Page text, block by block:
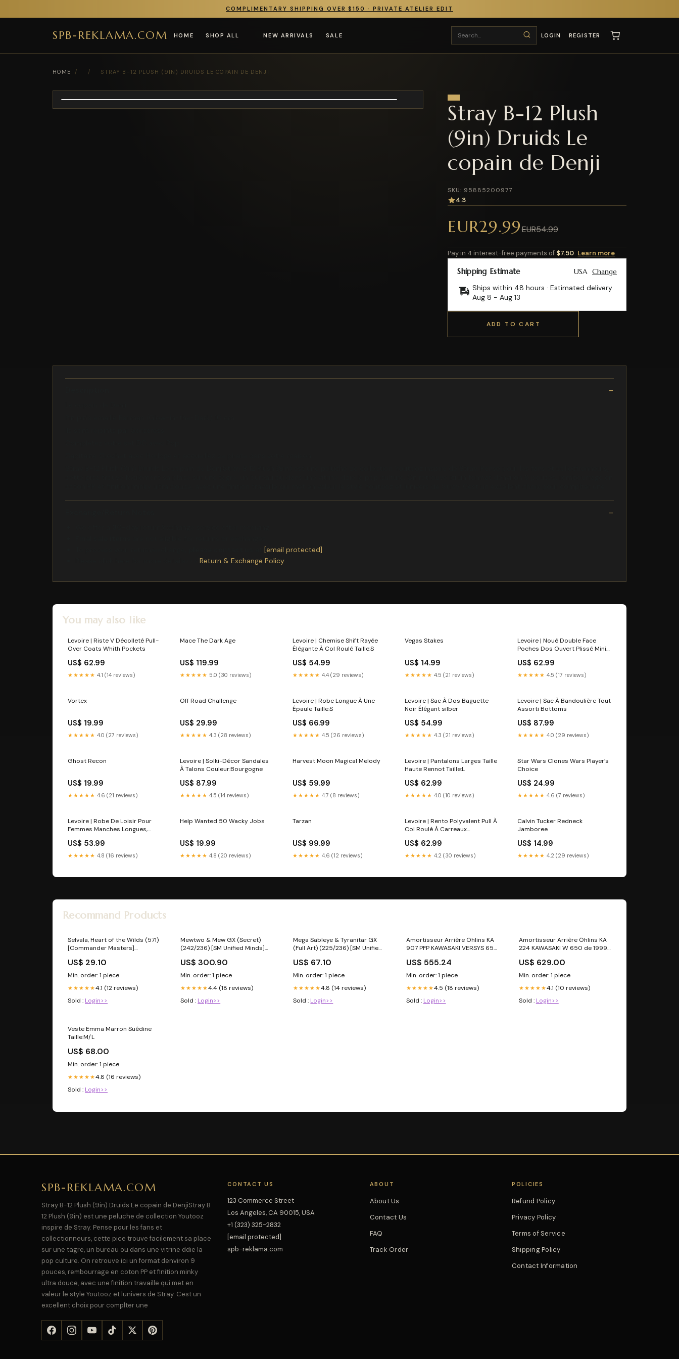
COMPLIMENTARY SHIPPING OVER $150 · PRIVATE ATELIER EDIT
SPB-REKLAMA.COM HOME SHOP ALL NEW ARRIVALS SALE LOGIN REGISTER
HOME / / STRAY B-12 PLUSH (9IN) DRUIDS LE COPAIN DE DENJI
Stray B-12 Plush
(9in) Druids Le
copain de Denji
SKU: 95885200977
4.3
EUR29.99EUR54.99
Pay in 4 interest-free payments of $7.50 Learn more
Shipping Estimate USA Change
Ships within 48 hours · Estimated delivery
Aug 8 -Aug 13
ADD TO CART
[email protected]
Return & Exchange Policy
You may also like
Levoire | Riste V Décolleté Pull-
Over Coats Whith Pockets
US$ 62.99
★★★★★ 4.1 (14 reviews)
Mace The Dark Age
US$ 119.99
★★★★★ 5.0 (30 reviews)
Levoire | Chemise Shift Rayée
Élégante À Col Roulé Taille:S
US$ 54.99
★★★★★ 4.4 (29 reviews)
Vegas Stakes
US$ 14.99
★★★★★ 4.5 (21 reviews)
Levoire | Noué Double Face
Poches Dos Ouvert Plissé Mini
US$ 62.99
★★★★★ 4.5 (17 reviews)
Vortex
US$ 19.99
★★★★★ 4.0 (27 reviews)
Off Road Challenge
US$ 29.99
★★★★★ 4.3 (28 reviews)
Levoire | Robe Longue À Une
Épaule Taille:S
US$ 66.99
★★★★★ 4.5 (26 reviews)
Levoire | Sac À Dos Baguette
Noir Élégant silber
US$ 54.99
★★★★★ 4.3 (21 reviews)
Levoire | Sac À Bandoulière Tout
Assorti Bottoms
US$ 87.99
★★★★★ 4.0 (29 reviews)
Ghost Recon
US$ 19.99
★★★★★ 4.6 (21 reviews)
Levoire | Solki-Décor Sandales
À Talons Couleur:Bourgogne
US$ 87.99
★★★★★ 4.5 (14 reviews)
Harvest Moon Magical Melody
US$ 59.99
★★★★★ 4.7 (8 reviews)
Levoire | Pantalons Larges Taille
Haute Rennot Taille:L
US$ 62.99
★★★★★ 4.0 (10 reviews)
Star Wars Clones Wars Player’s
Choice
US$ 24.99
★★★★★ 4.6 (7 reviews)
Levoire | Robe De Loisir Pour
Femmes Manches Longues,
US$ 53.99
★★★★★ 4.8 (16 reviews)
Help Wanted 50 Wacky Jobs
US$ 19.99
★★★★★ 4.8 (20 reviews)
Tarzan
US$ 99.99
★★★★★ 4.6 (12 reviews)
Levoire | Rento Polyvalent Pull À
Col Roulé À Carreaux
US$ 62.99
★★★★★ 4.2 (30 reviews)
Calvin Tucker Redneck
Jamboree
US$ 14.99
★★★★★ 4.2 (29 reviews)
Recommand Products
Selvala, Heart of the Wilds (571)
[Commander Masters]
US$ 29.10
Min. order: 1 piece
★★★★★4.1 (12 reviews)
Sold : Login>>
Mewtwo & Mew GX (Secret)
(242/236) [SM Unified Minds]
US$ 300.90
Min. order: 1 piece
★★★★★4.4 (18 reviews)
Sold : Login>>
Mega Sableye & Tyranitar GX
(Full Art) (225/236) [SM Unified
US$ 67.10
Min. order: 1 piece
★★★★★4.8 (14 reviews)
Sold : Login>>
Amortisseur Arrière Öhlins KA
907 PFP KAWASAKI VERSYS 650
mans-850-t3-81-85
US$ 555.24
Min. order: 1 piece
★★★★★4.5 (18 reviews)
Sold : Login>>
Amortisseur Arrière Öhlins KA
224 KAWASAKI W 650 de 1999
US$ 629.00
Min. order: 1 piece
★★★★★4.1 (10 reviews)
Sold : Login>>
Veste Emma Marron Suédine
Taille:M/L
US$ 68.00
Min. order: 1 piece
★★★★★4.8 (16 reviews)
Sold : Login>>
SPB-REKLAMA.COM
Stray B-12 Plush (9in) Druids Le copain de DenjiStray B
12 Plush (9in) est une peluche de collection Youtooz
inspire de Stray. Pense pour les fans et
collectionneurs, cette pice trouve facilement sa place
sur une tagre, un bureau ou dans une vitrine ddie la
pop culture. On retrouve ici un format denviron 9
pouces, rembourrage en coton PP et finition minky
ultra douce, avec une finition travaille qui met en
valeur le style Youtooz et lunivers de Stray. Cest un
excellent choix pour complter une
CONTACT US
123 Commerce Street
Los Angeles, CA 90015, USA
+1 (323) 325-2832
[email protected]
spb-reklama.com
ABOUT
About Us
Contact Us
FAQ
Track Order
POLICIES
Refund Policy
Privacy Policy
Terms of Service
Shipping Policy
Contact Information